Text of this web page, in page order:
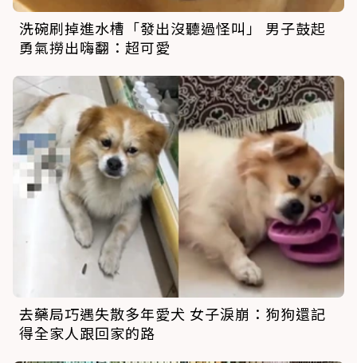
洗碗刷掉進水槽「發出沒聽過怪叫」 男子鼓起
勇氣撈出嗨翻：超可愛
去藥局巧遇失散多年愛犬 女子淚崩：狗狗還記
得全家人跟回家的路